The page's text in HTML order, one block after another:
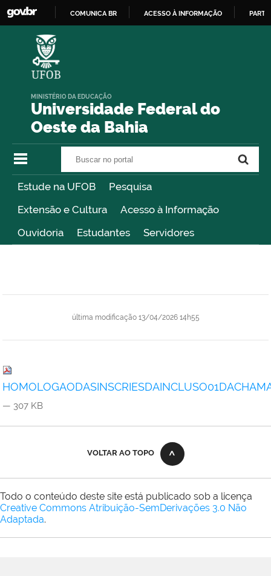
COMUNICA BR ACESSO À INFORMAÇÃO
Universidade Federal do
Oeste da Bahia
MINISTÉRIO DA EDUCAÇÃO
Estude na UFOB
Pesquisa
Extensão e Cultura
Acesso à Informação
Ouvidoria
Estudantes Servidores
última modificação13/04/2026 14h55
— 307 KB
VOLTAR AO TOPO
Todo o conteúdo deste site está publicado sob a licença
Creative Commons Atribuição-SemDerivações 3.0 Não
Adaptada.